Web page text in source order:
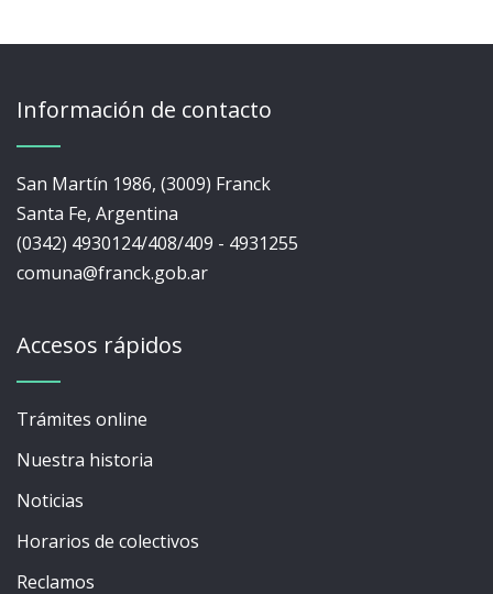
Información de contacto
San Martín 1986, (3009) Franck
Santa Fe, Argentina
(0342) 4930124/408/409 - 4931255
comuna@franck.gob.ar
Accesos rápidos
Trámites online
Nuestra historia
Noticias
Horarios de colectivos
Reclamos